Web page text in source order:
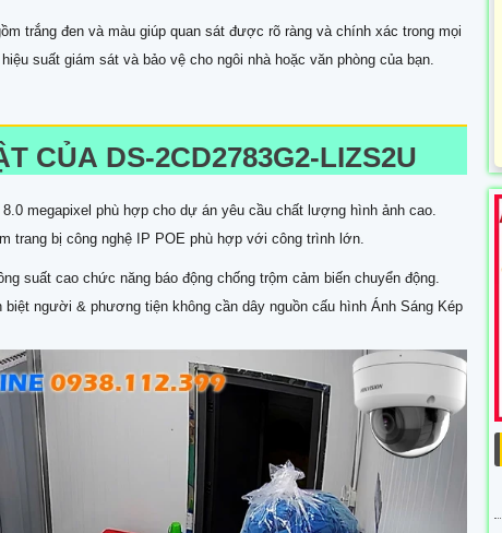
trắng đen và màu giúp quan sát được rõ ràng và chính xác trong mọi
suất giám sát và bảo vệ cho ngôi nhà hoặc văn phòng của bạn.
CỦA DS-2CD2783G2-LIZS2U
megapixel phù hợp cho dự án yêu cầu chất lượng hình ảnh cao.
trang bị công nghệ IP POE phù hợp với công trình lớn.
suất cao chức năng báo động chống trộm cảm biến chuyển động.
biệt người & phương tiện không cần dây nguồn cấu hình Ánh Sáng Kép